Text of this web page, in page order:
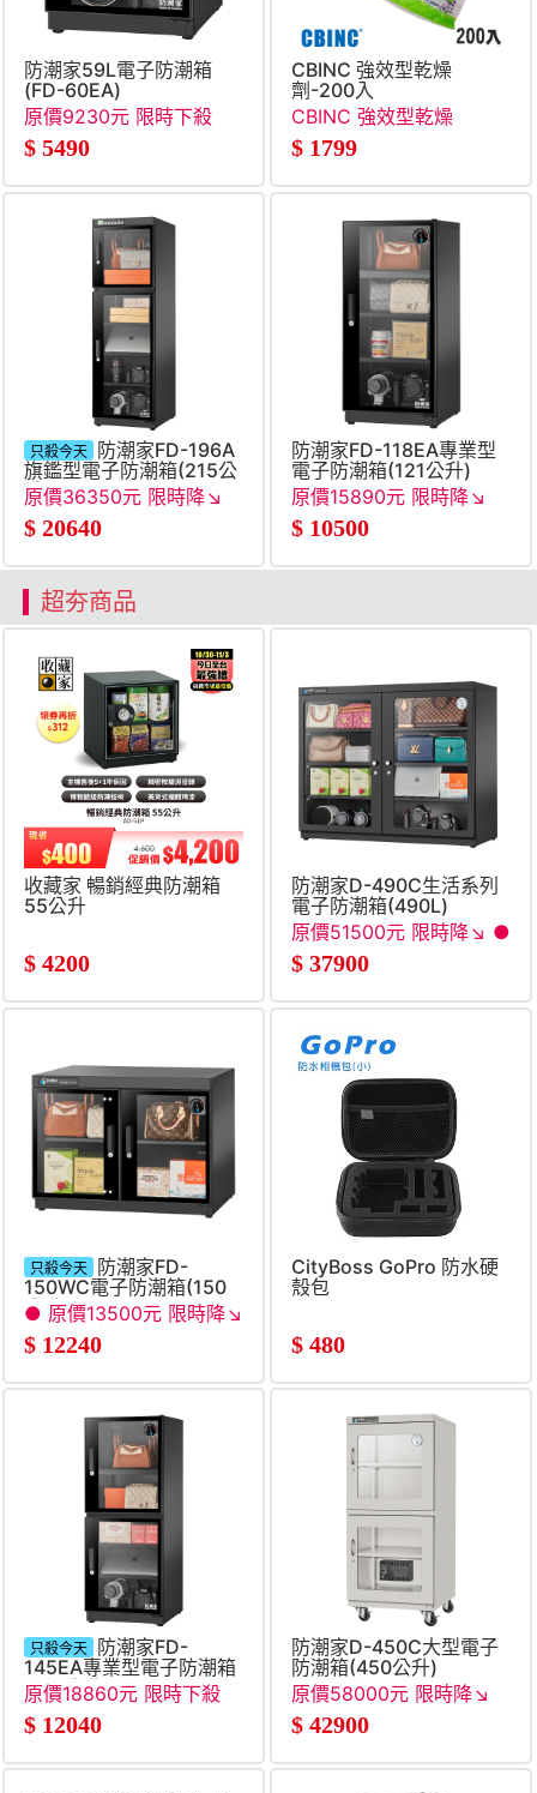
防潮家59L電子防潮箱
(FD-60EA)
原價9230元 限時下殺
$ 5490
CBINC 強效型乾燥
劑-200入
CBINC 強效型乾燥
劑-200入
$ 1799
只殺今天
防潮家FD-196A
旗鑑型電子防潮箱(215公
升)
原價36350元 限時降↘
●
$ 20640
防潮家FD-118EA專業型
電子防潮箱(121公升)
原價15890元 限時降↘
$ 10500
超夯商品
收藏家 暢銷經典防潮箱
55公升
$ 4200
防潮家D-490C生活系列
電子防潮箱(490L)
原價51500元 限時降↘ ●
$ 37900
只殺今天
防潮家FD-
150WC電子防潮箱(150
公升)
● 原價13500元 限時降↘
●
$ 12240
CityBoss GoPro 防水硬
殼包
$ 480
只殺今天
防潮家FD-
145EA專業型電子防潮箱
(147公升)
原價18860元 限時下殺
$ 12040
防潮家D-450C大型電子
防潮箱(450公升)
原價58000元 限時降↘
●
$ 42900